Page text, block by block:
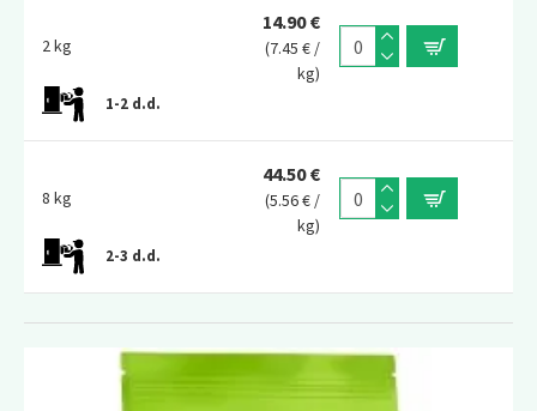
2 kg
1-2 d.d.
14.90 €
(7.45 € /
kg)
8 kg
2-3 d.d.
44.50 €
(5.56 € /
kg)